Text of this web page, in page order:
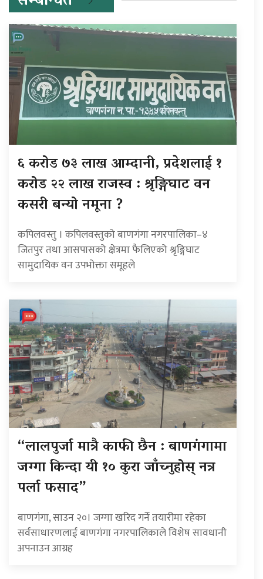
६ करोड ७३ लाख आम्दानी, प्रदेशलाई १
करोड २२ लाख राजस्व : श्रृङ्गिघाट वन
कसरी बन्यो नमूना ?
कपिलवस्तु । कपिलवस्तुको बाणगंगा नगरपालिका–४
जितपुर तथा आसपासको क्षेत्रमा फैलिएको श्रृङ्गिघाट
सामुदायिक वन उपभोक्ता समूहले
“लालपुर्जा मात्रै काफी छैन : बाणगंगामा
जग्गा किन्दा यी १० कुरा जाँच्नुहोस् नत्र
पर्ला फसाद”
बाणगंगा, साउन २०। जग्गा खरिद गर्ने तयारीमा रहेका
सर्वसाधारणलाई बाणगंगा नगरपालिकाले विशेष सावधानी
अपनाउन आग्रह